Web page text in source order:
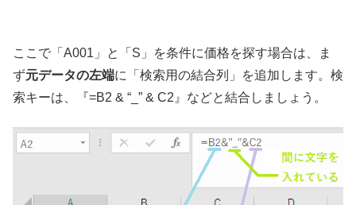
ここで「A001」と「S」を条件に価格を探す場合は、ま
ず元データの左端に「検索用の結合列」を追加します。検
索キーは、『=B2 & “_” & C2』などと結合しましょう。